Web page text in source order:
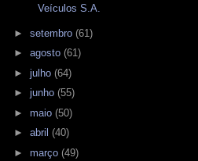
Veículos S.A.
► setembro (61)
► agosto (61)
► julho (64)
► junho (55)
► maio (50)
► abril (40)
► março (49)